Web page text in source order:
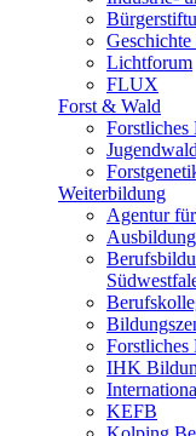
Lichtforum
FLUX
Forst & Wald
Forstliches
Weiterbildung
Agentur
Forstliches
IHK
KEFB